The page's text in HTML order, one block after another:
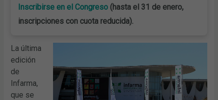
Inscribirse en el Congreso (hasta el 31 de enero,
inscripciones con cuota reducida).
La última
edición
de
Infarma,
que se